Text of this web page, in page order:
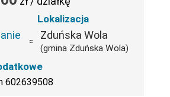
Lokalizacja
Zduńska Wola
(gmina Zduńska Wola)
602639508